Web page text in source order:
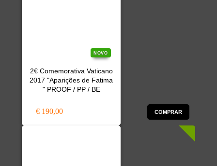
NOVO
2€ Comemorativa Vaticano
2017 "Aparições de Fatima
" PROOF / PP / BE
€ 190,00 COMPRAR